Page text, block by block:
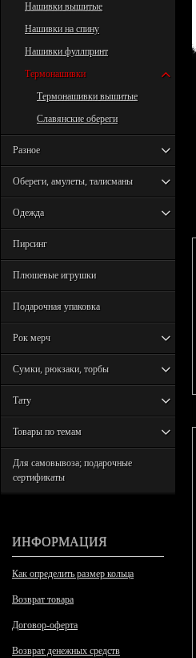
Нашивки вышитые
Нашивки на спину
Нашивки фуллпринт
Термонашивки
Термонашивки вышитые
Славянские обереги
Разное
Обереги, амулеты, талисманы
Одежда
Пирсинг
Плюшевые игрушки
Подарочная упаковка
Рок мерч
Сумки, рюкзаки, торбы
Тату
Товары по темам
Для самовывоза; подарочные
сертификаты
ИНФОРМАЦИЯ
Как определить размер кольца
Возврат товара
Договор-оферта
Возврат денежных средств